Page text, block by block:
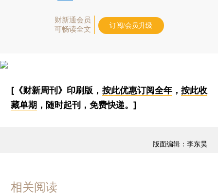
财新通会员
可畅读全文
订阅/会员升级
[《财新周刊》印刷版， 按此优惠订阅全年， 按此收
藏单期 ，随时起刊，免费快递。]
版面编辑：李东昊
相关阅读